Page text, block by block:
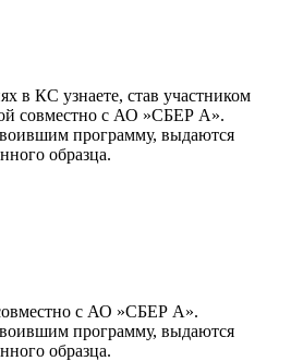
в КС узнаете, став участником
совместно с АО »СБЕР А».
программу, выдаются
образца.
с АО »СБЕР А».
программу, выдаются
образца.